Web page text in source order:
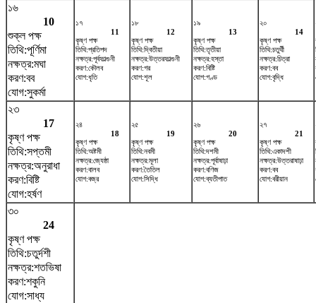
১৬
10
শুক্ল পক্ষ
তিথি:পূর্ণিমা
নক্ষত্র:মঘা
করণ:বব
যোগ:সুকর্মা
১৭
11
কৃষ্ণ পক্ষ
তিথি:প্রতিপদ
নক্ষত্র:পূর্বফাল্গুনী
করণ:কৌলব
যোগ:ধৃতি
১৮
12
কৃষ্ণ পক্ষ
তিথি:দ্বিতীয়া
নক্ষত্র:উত্তরফাল্গুনী
করণ:গর
যোগ:শূল
১৯
13
কৃষ্ণ পক্ষ
তিথি:তৃতীয়া
নক্ষত্র:হস্তা
করণ:বিষ্টি
যোগ:গণ্ড
২০
14
কৃষ্ণ পক্ষ
তিথি:চতুর্থী
নক্ষত্র:চিত্রা
করণ:বব
যোগ:বৃদ্ধি
২৩
17
কৃষ্ণ পক্ষ
তিথি:সপ্তমী
নক্ষত্র:অনুরাধা
করণ:বিষ্টি
যোগ:হর্ষণ
২৪
18
কৃষ্ণ পক্ষ
তিথি:অষ্টমী
নক্ষত্র:জ্যেষ্ঠা
করণ:বালব
যোগ:বজ্র
২৫
19
কৃষ্ণ পক্ষ
তিথি:নবমী
নক্ষত্র:মূলা
করণ:তৈতিল
যোগ:সিদ্ধি
২৬
20
কৃষ্ণ পক্ষ
তিথি:দশমী
নক্ষত্র:পূর্বাষাঢ়া
করণ:বণিজ
যোগ:ব্যতীপাত
২৭
21
কৃষ্ণ পক্ষ
তিথি:একাদশী
নক্ষত্র:উত্তরাষাঢ়া
করণ:বব
যোগ:বরীয়ান
৩০
24
কৃষ্ণ পক্ষ
তিথি:চতুর্দশী
নক্ষত্র:শতভিষ‌া
করণ:শকুনি
যোগ:সাধ্য